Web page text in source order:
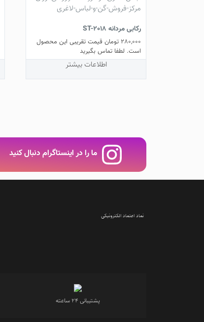
رکابی مردانه ST-2018
280,000 تومان قیمت تقریبی این محصول
است. لطفا تماس بگیرید
اطلاعات بیشتر
ما را در اینستاگرام دنبال کنید
نماد اعتماد الکترونیکی
پشتیبانی 24 ساعته